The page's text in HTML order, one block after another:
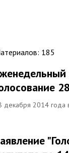
: 185
декабря 2014 года